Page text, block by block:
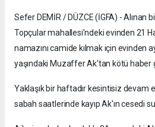
Sefer DEMİR / DÜZCE (İGFA) - Alınan
Topçular mahallesi’ndeki evinden 21
namazını camide kılmak için evinden
yaşındaki Muzaffer Ak'tan kötü haber
Yaklaşık bir haftadır kesintisiz devam
sabah saatlerinde kayıp Ak'ın cesedi